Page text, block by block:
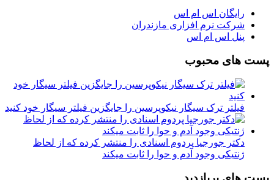
رایگان اس ام اس
شرکت نرم افزاری مازندران
پنل اس ام اس
پست های محبوب
فیلتر ترک سیگار نیکوپرسین را جایگزین فیلتر سیگار خود کنید
دکتر جورجیا پردوم اسنادی را منتشر کرده که از لحاظ
ژنتیکی وجود آدم و حوا را ثابت میکند